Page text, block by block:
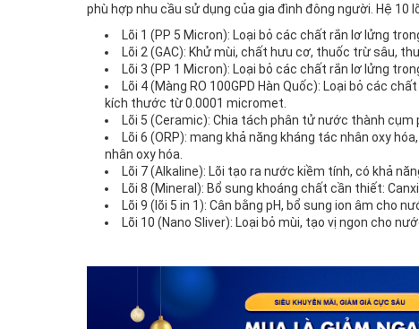
phù hợp nhu cầu sử dụng của gia đình đông người. Hệ 10
Lõi 1 (PP 5 Micron): Loại bỏ các chất rắn lơ lửng
Lõi 2 (GAC): Khử mùi, chất hưu cơ, thuốc trừ sâu,
Lõi 3 (PP 1 Micron): Loại bỏ các chất rắn lơ lửng
Lõi 4 (Màng RO 100GPD Hàn Quốc): Loại bỏ các
kích thước từ 0.0001 micromet.
Lõi 5 (Ceramic): Chia tách phân tử nước thành cụm
Lõi 6 (ORP): mang khả năng kháng tác nhân oxy
nhân oxy hóa.
Lõi 7 (Alkaline): Lõi tạo ra nước kiềm tính, có khả
Lõi 8 (Mineral): Bổ sung khoáng chất cần thiết:
Lõi 9 (lõi 5 in 1): Cân bằng pH, bổ sung ion âm cho
Lõi 10 (Nano Sliver): Loại bỏ mùi, tạo vị ngon cho